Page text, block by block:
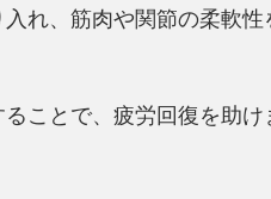
れ、筋肉や関節の柔軟性
ことで、疲労回復を助け